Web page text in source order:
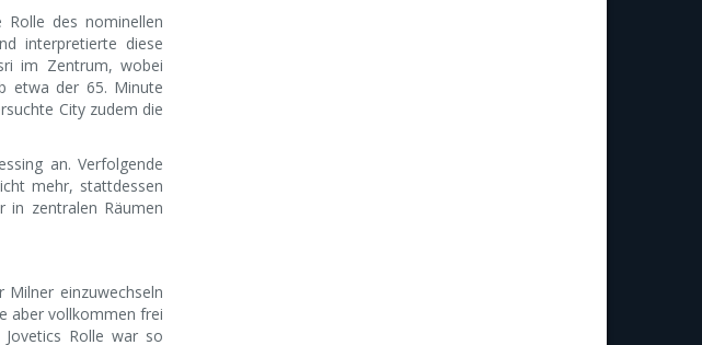
des nominellen
interpretierte diese
im Zentrum, wobei
etwa der 65. Minute
City zudem die
an. Verfolgende
mehr, stattdessen
in zentralen Räumen
Milner einzuwechseln
aber vollkommen frei
Rolle war so